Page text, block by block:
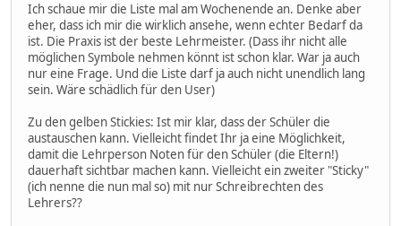
Ich schaue mir die Liste mal am Wochenende an. Denke aber
eher, dass ich mir die wirklich ansehe, wenn echter Bedarf da
ist. Die Praxis ist der beste Lehrmeister. (Dass ihr nicht alle
möglichen Symbole nehmen könnt ist schon klar. War ja auch
nur eine Frage. Und die Liste darf ja auch nicht unendlich lang
sein. Wäre schädlich für den User)
Zu den gelben Stickies: Ist mir klar, dass der Schüler die
austauschen kann. Vielleicht findet Ihr ja eine Möglichkeit,
damit die Lehrperson Noten für den Schüler (die Eltern!)
dauerhaft sichtbar machen kann. Vielleicht ein zweiter "Sticky"
(ich nenne die nun mal so) mit nur Schreibrechten des
Lehrers??